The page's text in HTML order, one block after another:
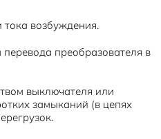
возбуждения.
преобразователя в
выключателя или
замыканий (в цепях